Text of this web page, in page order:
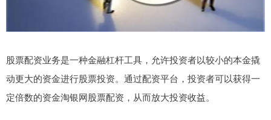
股票配资业务是一种金融杠杆工具，允许投资者以较小的本金撬
动更大的资金进行股票投资。通过配资平台，投资者可以获得一
定倍数的资金淘银网股票配资，从而放大投资收益。